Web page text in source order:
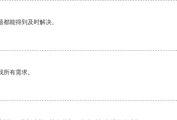
能得到及时解决。
有需求。